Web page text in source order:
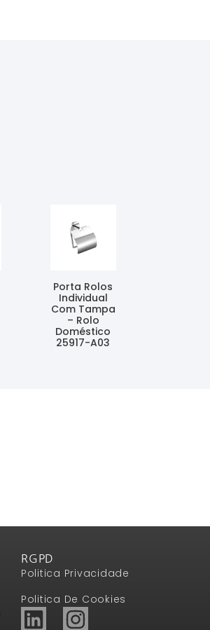
Porta Rolos
Individual
Com Tampa
– Rolo
Doméstico
25917-A03
RGPD
Politica Privacidade
Politica De Cookies